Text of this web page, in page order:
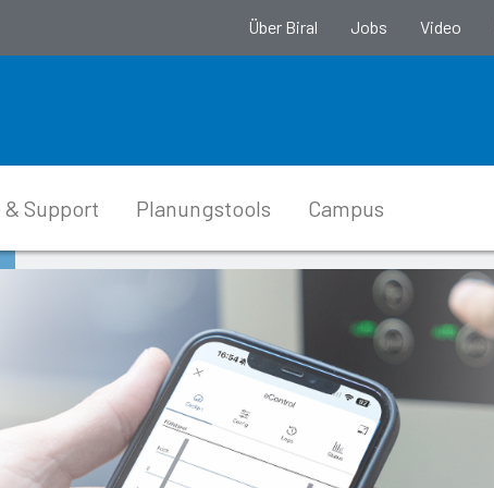
Über Biral Jobs Video
Support Planungstools Campus